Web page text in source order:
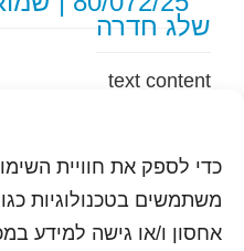
כדי לספק את חוויית
אחסון ו/או גישה למידע
שלג חדרה
text content